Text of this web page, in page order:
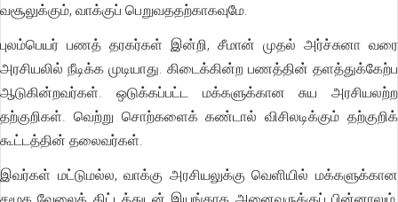
வசூலுக்கும், வாக்குப் பெறுவததற்காகவுமே.
புலம்பெயர் பணத் தரகர்கள் இன்றி, சீமான் முதல் அர்ச்சுனா வரை
அரசியலில் நீடிக்க முடியாது. கிடைக்கின்ற பணத்தின் தளத்துக்கேற்ப
ஆடுகின்றவர்கள். ஒடுக்கப்பட்ட மக்களுக்கான சுய அரசியலற்ற
தற்குறிகள். வெற்று சொற்களைக் கண்டால் விசிலடிக்கும் தற்குறிக்
கூட்டத்தின் தலைவர்கள்.
இவர்கள் மட்டுமல்ல, வாக்கு அரசியலுக்கு வெளியில் மக்களுக்கான